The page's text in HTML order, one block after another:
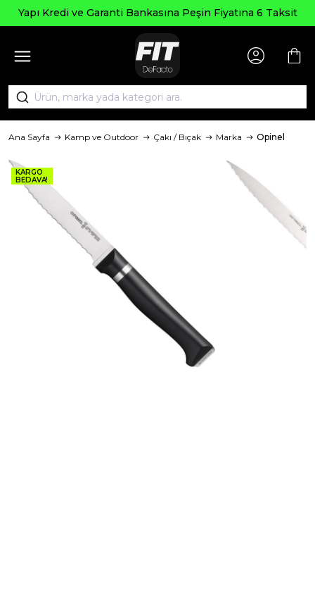
ve Garanti Bankasına Peşin Fiyatına 6 Taksit
Ana Sayfa Kamp ve Outdoor Çakı / Bıçak Marka Opinel
KARGO
BEDAVA!